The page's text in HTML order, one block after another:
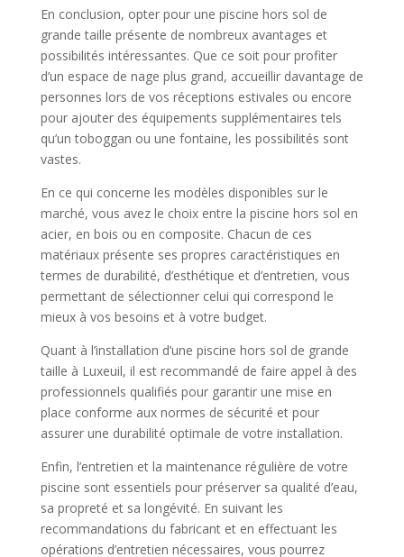
En conclusion, opter pour une piscine hors sol de
grande taille présente de nombreux avantages et
possibilités intéressantes. Que ce soit pour profiter
d’un espace de nage plus grand, accueillir davantage de
personnes lors de vos réceptions estivales ou encore
pour ajouter des équipements supplémentaires tels
qu’un toboggan ou une fontaine, les possibilités sont
vastes.
En ce qui concerne les modèles disponibles sur le
marché, vous avez le choix entre la piscine hors sol en
acier, en bois ou en composite. Chacun de ces
matériaux présente ses propres caractéristiques en
termes de durabilité, d’esthétique et d’entretien, vous
permettant de sélectionner celui qui correspond le
mieux à vos besoins et à votre budget.
Quant à l’installation d’une piscine hors sol de grande
taille à Luxeuil, il est recommandé de faire appel à des
professionnels qualifiés pour garantir une mise en
place conforme aux normes de sécurité et pour
assurer une durabilité optimale de votre installation.
Enfin, l’entretien et la maintenance régulière de votre
piscine sont essentiels pour préserver sa qualité d’eau,
sa propreté et sa longévité. En suivant les
recommandations du fabricant et en effectuant les
opérations d’entretien nécessaires, vous pourrez